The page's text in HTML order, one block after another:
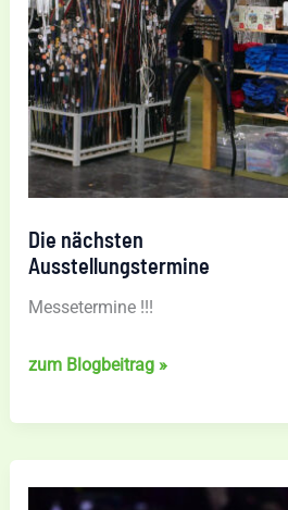
Die nächsten
Ausstellungstermine
Messetermine !!!
Die
Ausstellungstermine
zum Blogbeitrag »